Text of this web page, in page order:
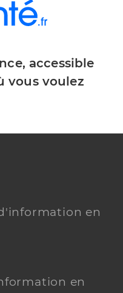
accessible
vous voulez
en
en